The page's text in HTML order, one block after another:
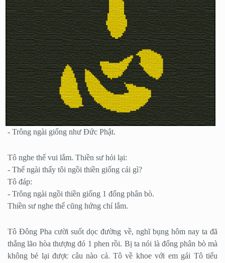
- Trông ngài giống như Đức Phật.
Tô nghe thế vui lắm. Thiền sư hỏi lại:
- Thế ngài thấy tôi ngồi thiền giống cái gì?
Tô đáp:
- Trông ngài ngồi thiền giống 1 đống phân bò.
Thiền sư nghe thế cũng hứng chí lắm.
Tô Đông Pha cười suốt dọc đường về, nghĩ bụng hôm nay ta đã
thắng lão hòa thượng đó 1 phen rồi. Bị ta nói là đống phân bò mà
không bẻ lại được câu nào cả. Tô về khoe với em gái Tô tiểu